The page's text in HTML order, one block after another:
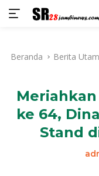
kontenBeranda Berita
ke 64,
Stand